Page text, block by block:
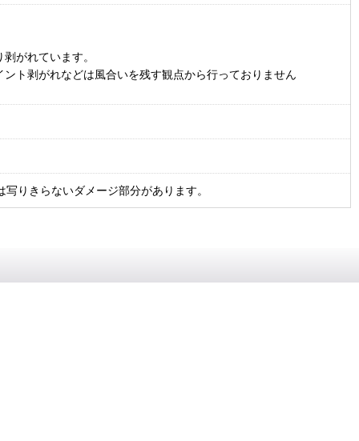
がれています。
ト剥がれなどは風合いを残す観点から行っておりません
りきらないダメージ部分があります。